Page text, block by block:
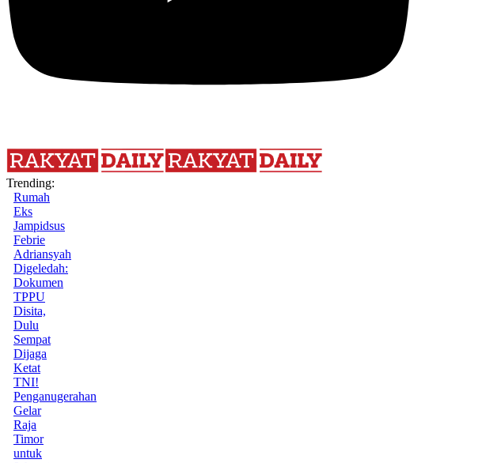
Trending:
Rumah
Eks
Jampidsus
Febrie
Adriansyah
Digeledah:
Dokumen
TPPU
Disita,
Dulu
Sempat
Dijaga
Ketat
TNI!
Penganugerahan
Gelar
Raja
Timor
untuk